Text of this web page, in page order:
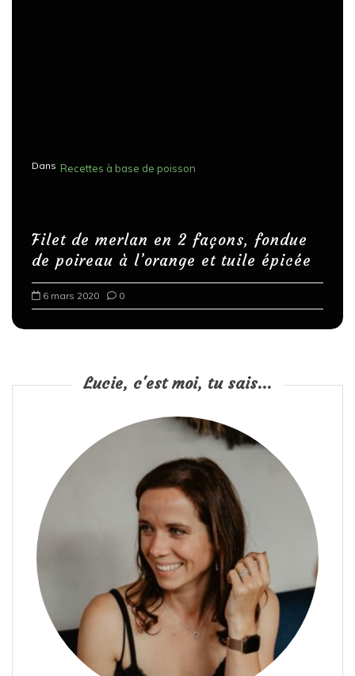
Dans Recettes à base de poisson
Filet de merlan en 2 façons, fondue
de poireau à l’orange et tuile épicée
6 mars 2020 0
Lucie, c'est moi, tu sais...